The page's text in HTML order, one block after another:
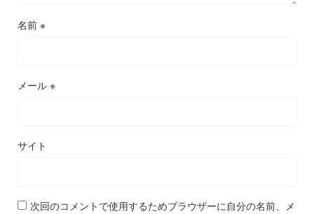
名前 ※
メール ※
サイト
次回のコメントで使用するためブラウザーに自分の名前、メ